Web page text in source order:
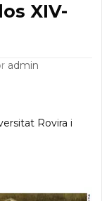
XIV-
admin
Rovira i